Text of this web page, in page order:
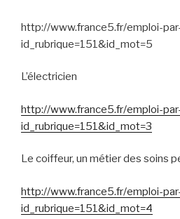
http://www.france5.fr/emploi-
id_rubrique=151&id_mot=5
L’électricien
http://www.france5.fr/emploi-
id_rubrique=151&id_mot=3
Le coiffeur, un métier des soins
http://www.france5.fr/emploi-
id_rubrique=151&id_mot=4